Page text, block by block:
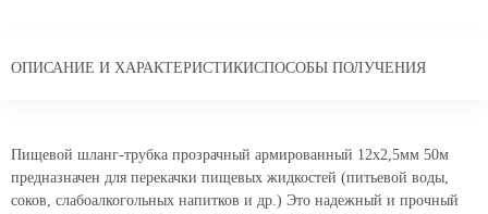
ОПИСАНИЕ И ХАРАКТЕРИСТИКИСПОСОБЫ ПОЛУЧЕНИЯ
Пищевой шланг-трубка прозрачный армированный 12х2,5мм 50м
предназначен для перекачки пищевых жидкостей (питьевой воды,
соков, слабоалкогольных напитков и др.) Это надежный и прочный